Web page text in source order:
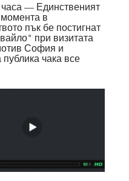
часа — Единственият
в
пък бе постигнат
при визитата
София и
публика чака все